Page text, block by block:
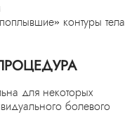
контуры тела
для некоторых
болевого